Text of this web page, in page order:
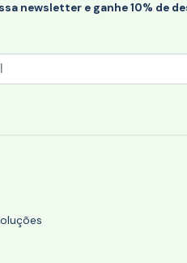
newsletter e ganhe 10% de